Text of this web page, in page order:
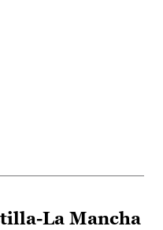
La Mancha